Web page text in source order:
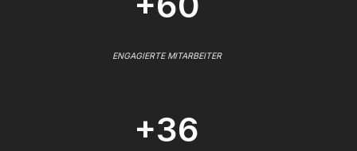
ENGAGIERTE MITARBEITER
+36